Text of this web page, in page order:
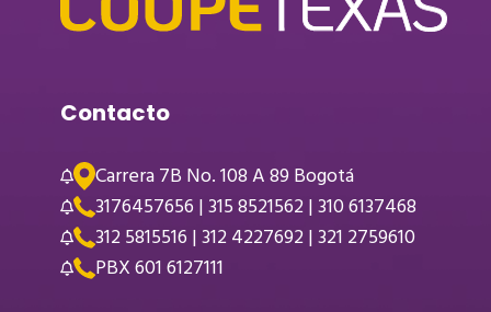
Contacto
Carrera 7B No. 108 A 89 Bogotá
3176457656 | 315 8521562 | 310 6137468
312 5815516 | 312 4227692 | 321 2759610
PBX 601 6127111